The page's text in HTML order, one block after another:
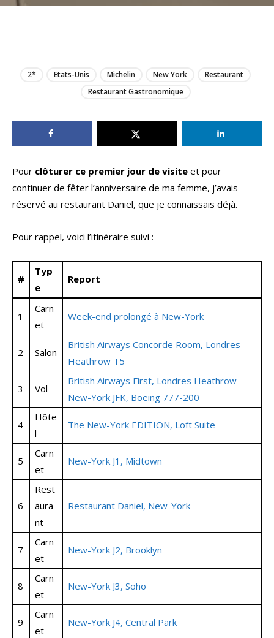
2* Etats-Unis Michelin New York
Restaurant
Restaurant Gastronomique
Pour clôturer ce premier jour de visite et pour
continuer de fêter l’anniversaire de ma femme, j’avais
réservé au restaurant Daniel, que je connaissais déjà.
Pour rappel, voici l’itinéraire suivi :
#
Typ
e
Report
1
Carn
et
Week-end prolongé à New-York
2 Salon
British Airways Concorde Room, Londres
Heathrow T5
3 Vol
British Airways First, Londres Heathrow –
New-York JFK, Boeing 777-200
4
Hôte
l
The New-York EDITION, Loft Suite
5
Carn
et
New-York J1, Midtown
6
Rest
aura
nt
Restaurant Daniel, New-York
7
Carn
et
New-York J2, Brooklyn
8
Carn
et
New-York J3, Soho
9
Carn
et
New-York J4, Central Park